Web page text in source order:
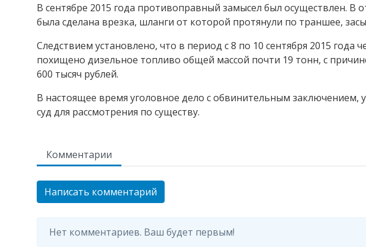
В сентябре 2015 года противоправный замысел был осуществлен. В
была сделана врезка, шланги от которой протянули по траншее,
Следствием установлено, что в период с 8 по 10 сентября 2015
похищено дизельное топливо общей массой почти 19 тонн, с
600 тысяч рублей.
В настоящее время уголовное дело с обвинительным
суд для рассмотрения по существу.
Комментарии
Написать комментарий
Нет комментариев. Ваш будет первым!